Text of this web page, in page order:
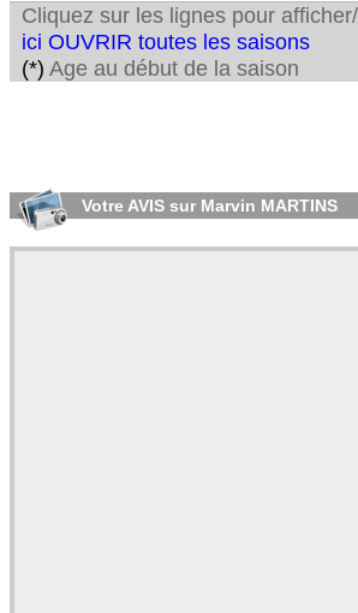
Cliquez sur les lignes pour
ici OUVRIR toutes les saisons
(*) Age au début de la saison
Votre AVIS sur Marvin MARTINS